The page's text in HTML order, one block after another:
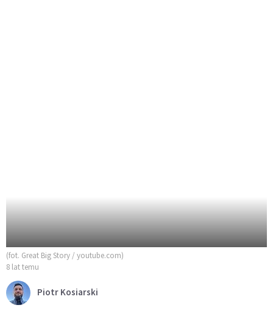
(fot. Great Big Story / youtube.com)
8 lat temu
Piotr Kosiarski